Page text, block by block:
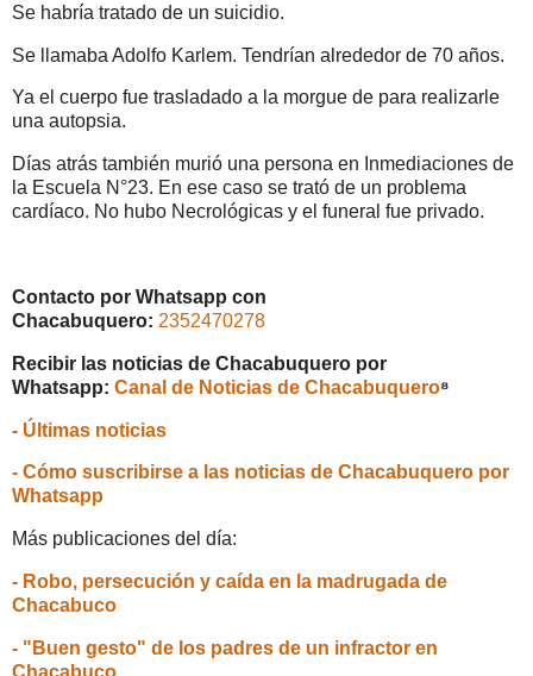
Se habría tratado de un suicidio.
Se llamaba Adolfo Karlem. Tendrían alrededor de 70 años.
Ya el cuerpo fue trasladado a la morgue de para realizarle
una autopsia.
Días atrás también murió una persona en Inmediaciones de
la Escuela N°23. En ese caso se trató de un problema
cardíaco. No hubo Necrológicas y el funeral fue privado.
Contacto por Whatsapp con
Chacabuquero: 2352470278
Recibir las noticias de Chacabuquero por
Whatsapp: Canal de Noticias de Chacabuquero⁸
- Últimas noticias
- Cómo suscribirse a las noticias de Chacabuquero por
Whatsapp
Más publicaciones del día:
- Robo, persecución y caída en la madrugada de
Chacabuco
- "Buen gesto" de los padres de un infractor en
Chacabuco